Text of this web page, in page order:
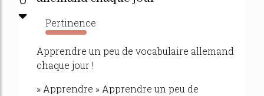
Pertinence
1102%
Apprendre un peu de vocabulaire allemand
chaque jour !
» Apprendre » Apprendre un peu de